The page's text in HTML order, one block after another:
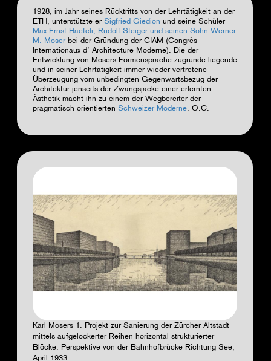
1928, im Jahr seines Rücktritts von der Lehrtätigkeit an der
ETH, unterstützte er Sigfried Giedion und seine Schüler
Max Ernst Haefeli, Rudolf Steiger und seinen Sohn Werner
M. Moser bei der Gründung der CIAM (Congrès
Internationaux d’ Architecture Moderne). Die der
Entwicklung von Mosers Formensprache zugrunde liegende
und in seiner Lehrtätigkeit immer wieder vertretene
Überzeugung vom unbedingten Gegenwartsbezug der
Architektur jenseits der Zwangsjacke einer erlernten
Ästhetik macht ihn zu einem der Wegbereiter der
pragmatisch orientierten Schweizer Moderne. O.C.
Karl Mosers 1. Projekt zur Sanierung der Zürcher Altstadt
mittels aufgelockerter Reihen horizontal strukturierter
Blöcke: Perspektive von der Bahnhofbrücke Richtung See,
April 1933.